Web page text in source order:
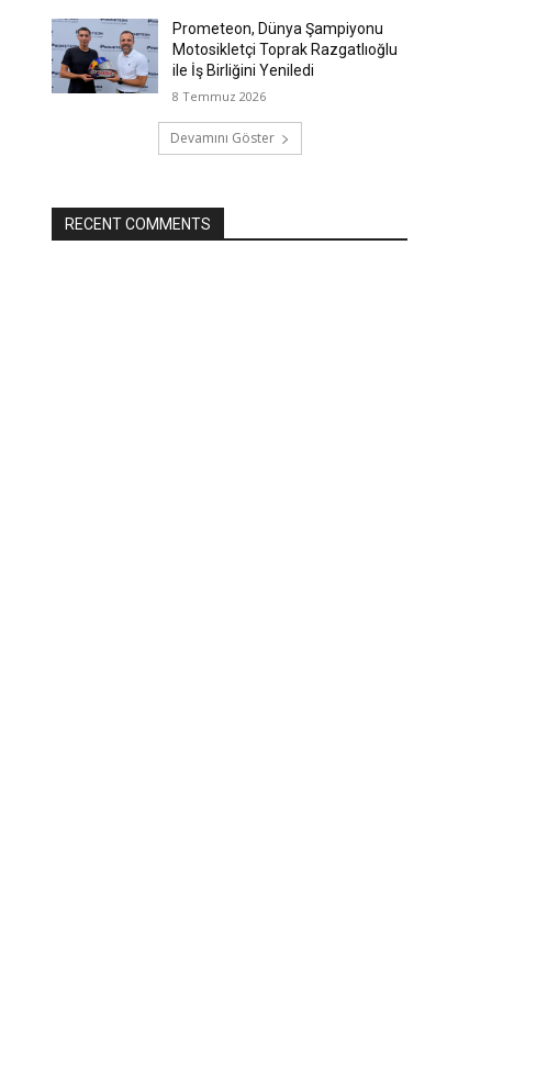
Prometeon, Dünya Şampiyonu
Motosikletçi Toprak Razgatlıoğlu
ile İş Birliğini Yeniledi
8 Temmuz 2026
Devamını Göster
RECENT COMMENTS